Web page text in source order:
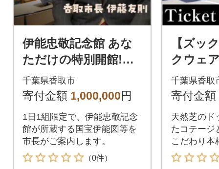
伊能忠敬記念館 あな
ただけの特別開館!国
宝ひとり占め!伊能忠
敬翁の軌跡めぐり～市
千葉県香取市
寄付金額 1,000,000円
1日1組限定で、伊能忠敬記念
館が所蔵する国宝伊能図等を
市長がご案内します。
（0件）
【ズッ
クウェ
用でき
00円分
千葉県香取
寄付金額
天然芝のド
たコテージ
こだわり本